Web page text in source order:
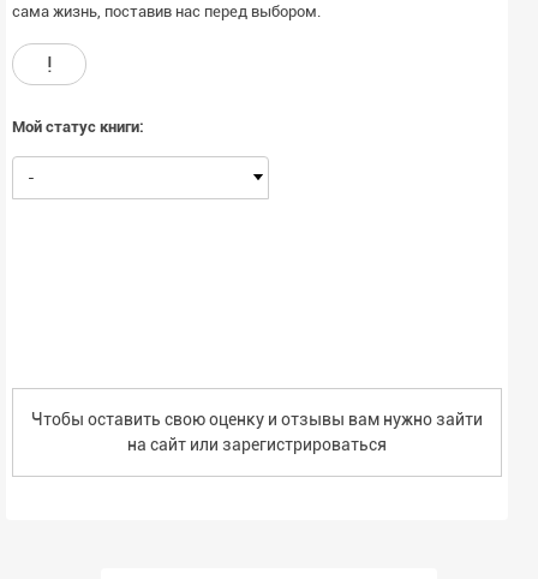
сама жизнь, поставив нас перед выбором.
!
Мой статус книги:
-
Чтобы оставить свою оценку и отзывы вам нужно зайти
на сайт или зарегистрироваться